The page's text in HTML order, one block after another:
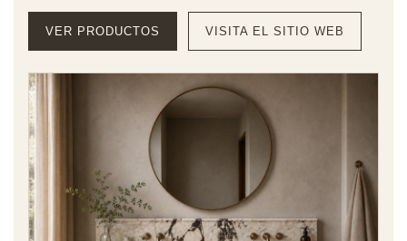
VER PRODUCTOS VISITA EL SITIO WEB